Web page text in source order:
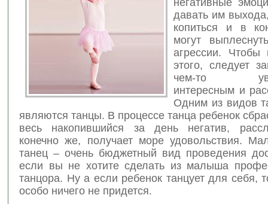
давать им
копиться и в
могут
агрессии. Чтобы
этого, следует
чем-то
интересным и
Одним из видов
являются танцы. В процессе танца ребенок
весь накопившийся за день негатив,
конечно же, получает море удовольствия.
танец – очень бюджетный вид проведения
если вы не хотите сделать из малыша
танцора. Ну а если ребенок танцует для себя,
особо ничего не придется.